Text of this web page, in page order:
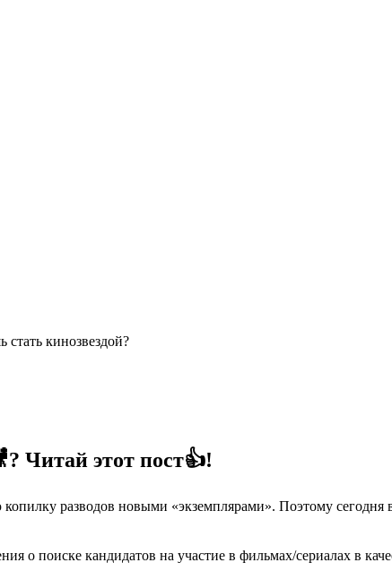
стать кинозвездой?
Читай этот пост👍!
копилку разводов новыми «экземплярами». Поэтому сегодня
о поиске кандидатов на участие в фильмах/сериалах в